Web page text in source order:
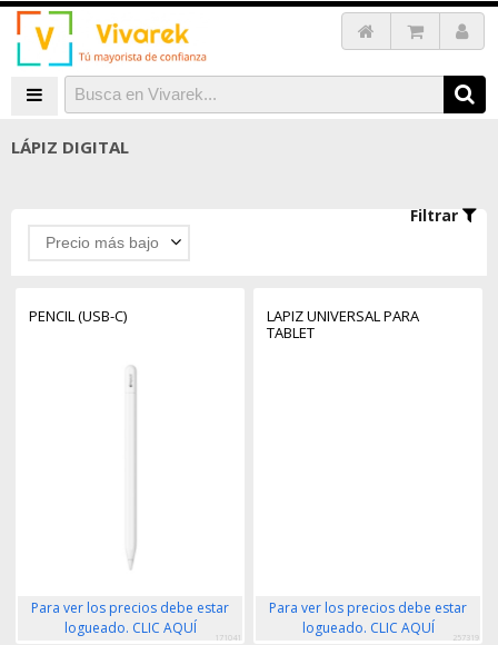
LÁPIZ DIGITAL
Filtrar
Precio más bajo
PENCIL (USB-C)
Para ver los precios debe estar
logueado. CLIC AQUÍ
171041
LAPIZ UNIVERSAL PARA
TABLET
Para ver los precios debe estar
logueado. CLIC AQUÍ
257319